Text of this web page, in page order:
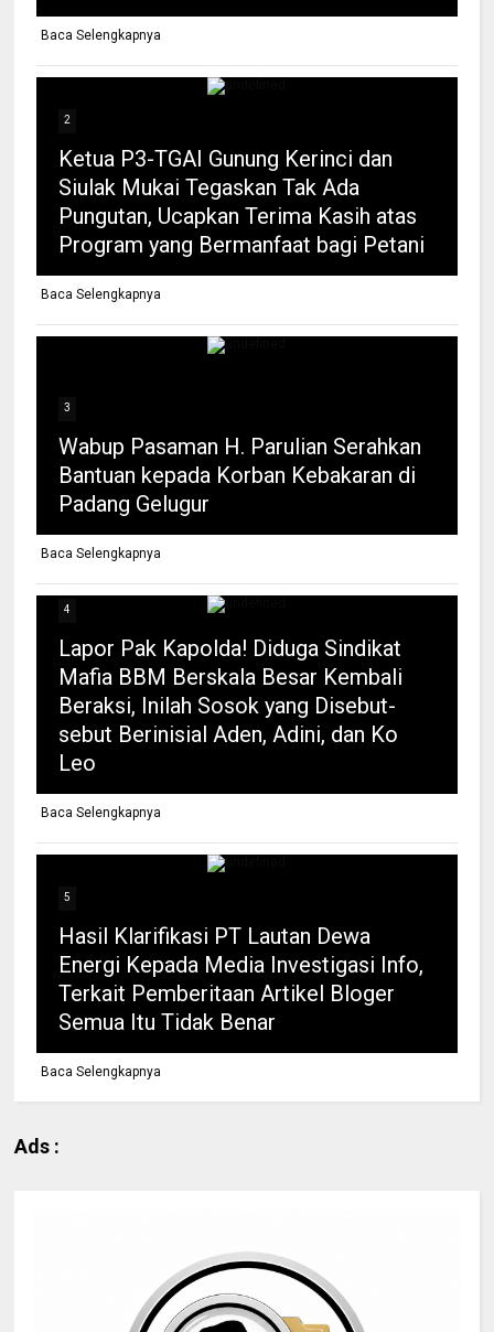
Baca Selengkapnya
2
Ketua P3-TGAI Gunung Kerinci dan
Siulak Mukai Tegaskan Tak Ada
Pungutan, Ucapkan Terima Kasih atas
Program yang Bermanfaat bagi Petani
Baca Selengkapnya
3
Wabup Pasaman H. Parulian Serahkan
Bantuan kepada Korban Kebakaran di
Padang Gelugur
Baca Selengkapnya
4
Lapor Pak Kapolda! Diduga Sindikat
Mafia BBM Berskala Besar Kembali
Beraksi, Inilah Sosok yang Disebut-
sebut Berinisial Aden, Adini, dan Ko
Leo
Baca Selengkapnya
5
Hasil Klarifikasi PT Lautan Dewa
Energi Kepada Media Investigasi Info,
Terkait Pemberitaan Artikel Bloger
Semua Itu Tidak Benar
Baca Selengkapnya
Ads :